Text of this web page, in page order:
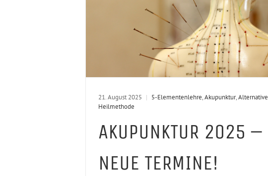
21. August 2025 | 5-Elementenlehre,Akupunktur,Alternative
Heilmethode
AKUPUNKTUR 2025 –
NEUE TERMINE!